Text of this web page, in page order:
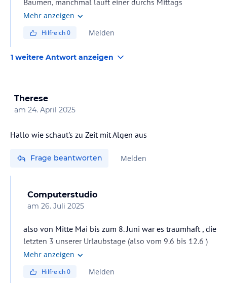
Bäumen, manchmal läuft einer durchs Mittags
Restaurant
Mehr anzeigen
Hilfreich0 Melden
1 weitere Antwort anzeigen
Therese
am 24. April 2025
Hallo wie schaut's zu Zeit mit Algen aus
Frage beantworten Melden
Computerstudio
am 26. Juli 2025
also von Mitte Mai bis zum 8. Juni war es traumhaft , die
letzten 3 unserer Urlaubstage (also vom 9.6 bis 12.6 )
war das Seegras über Nacht gekommen und man
Wasser.
Mehr anzeigen
Hilfreich0 Melden